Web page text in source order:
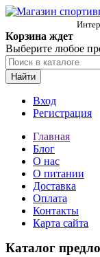
Корзина ждет
Выберите любое
Найти
Вход
Регистрация
Главная
Блог
О нас
О питании
Доставка
Оплата
Контакты
Карта сайта
Каталог